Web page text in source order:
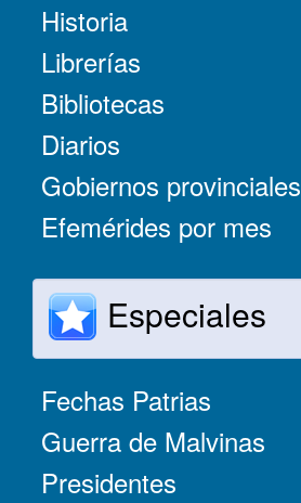
Historia
Librerías
Bibliotecas
Diarios
Gobiernos provinciales
Efemérides por mes
Especiales
Fechas Patrias
Guerra de Malvinas
Presidentes